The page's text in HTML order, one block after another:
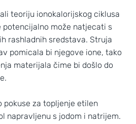
teoriju ionokalorijskog ciklusa
potencijalno može natjecati s
rashladnih sredstava. Struja
pomicala bi njegove ione, tako
materijala čime bi došlo do
pokuse za topljenje etilen
napravljenu s jodom i natrijem.